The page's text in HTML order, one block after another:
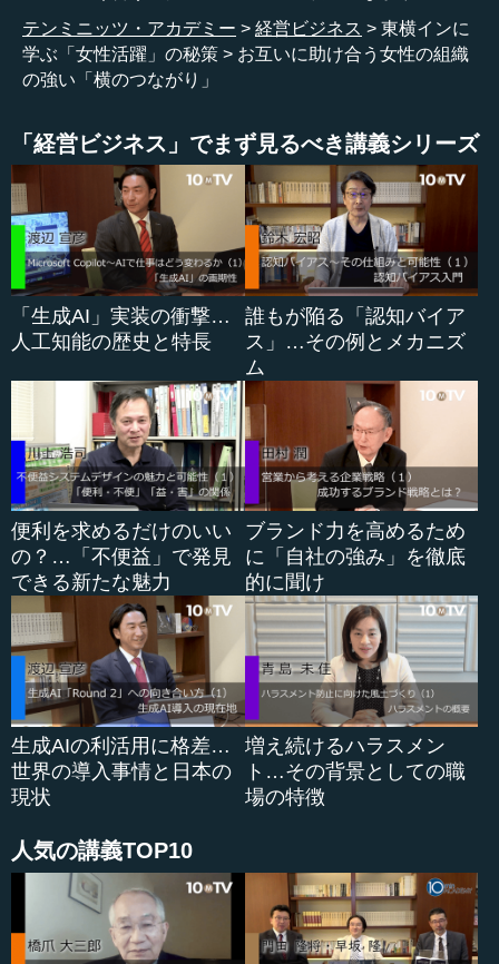
がら、お客様の方から「もうこういうサービスに変わって
いるよ」と教えていただくフロントもいたりするものです
から。
―― 組織に対する考え方も忠誠心なども、女性と男性で
は違う部分があると思います。例えば最近はだいぶ変わっ
てきていると思いますが、共学校では、昔は男性が部長を
やって、女性が副部長とかマネジャーをやるというような
イメージがあります。
黒田 そうですね。
●女性のおしゃべりには理由がある
―― 一方の女子校の場合、当然、部長から何から全部女
性でやるというかたちになります。トップをやる人もいれ
ば、世話役、補佐役をやる方も出てくる。黒田社長はずっ
とその世界で生きてきたということですが、上の言うこと
を聞く縦の関係性というよりは、仲間意識があるため、横
への連絡はうまくいくというように、人の付き合いを大事
にするところが、女性にはあるのでしょうか。女性にとっ
ての組織観についてはどう感じていますか？
...
テンミニッツ・アカデミー
経営ビジネス
東横インに
学ぶ「女性活躍」の秘策
お互いに助け合う女性の組織
の強い「横のつながり」
「経営ビジネス」でまず見るべき講義シリーズ
「生成AI」実装の衝撃…
人工知能の歴史と特長
誰もが陥る「認知バイア
ス」…その例とメカニズ
ム
便利を求めるだけのいい
の？…「不便益」で発見
できる新たな魅力
ブランド力を高めるため
に「自社の強み」を徹底
的に聞け
生成AIの利活用に格差…
世界の導入事情と日本の
現状
増え続けるハラスメン
ト…その背景としての職
場の特徴
人気の講義TOP10